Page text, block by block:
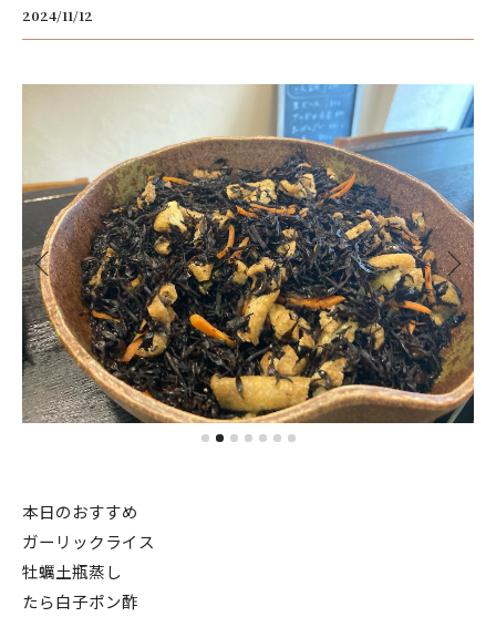
2024/11/12
本日のおすすめ
ガーリックライス
牡蠣土瓶蒸し
たら白子ポン酢